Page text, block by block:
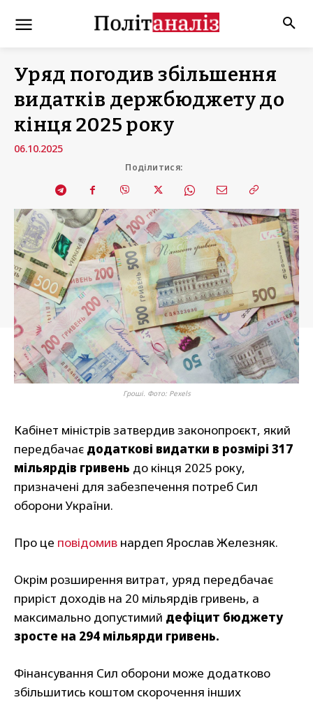
Уряд погодив збільшення
видатків держбюджету до
кінця 2025 року
06.10.2025
Поділитися:
Гроші. Фото: Pexels
Кабінет міністрів затвердив законопроєкт, який
передбачає додаткові видатки в розмірі 317
мільярдів гривень до кінця 2025 року,
призначені для забезпечення потреб Сил
оборони України.
Про це повідомив нардеп Ярослав Железняк.
Окрім розширення витрат, уряд передбачає
приріст доходів на 20 мільярдів гривень, а
максимально допустимий дефіцит бюджету
зросте на 294 мільярди гривень.
Фінансування Сил оборони може додатково
збільшитись коштом скорочення інших